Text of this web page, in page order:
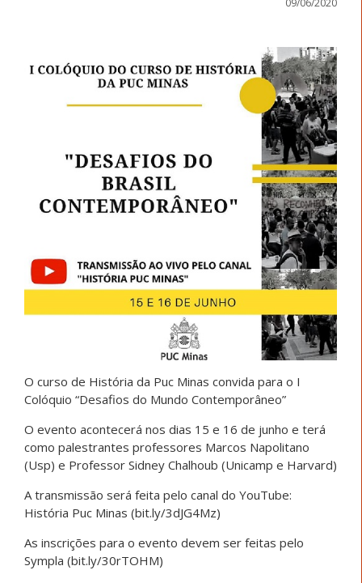
O curso de História da Puc Minas convida para o I
Colóquio “Desafios do Mundo Contemporâneo”
O evento acontecerá nos dias 15 e 16 de junho e terá
como palestrantes professores Marcos Napolitano
(Usp) e Professor Sidney Chalhoub (Unicamp e Harvard)
A transmissão será feita pelo canal do YouTube:
História Puc Minas (bit.ly/3dJG4Mz)
As inscrições para o evento devem ser feitas pelo
Sympla (bit.ly/30rTOHM)